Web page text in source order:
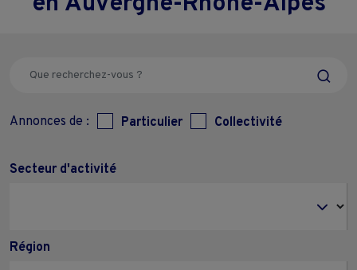
Annonces de : Particulier Collectivité
Secteur d'activité
Région